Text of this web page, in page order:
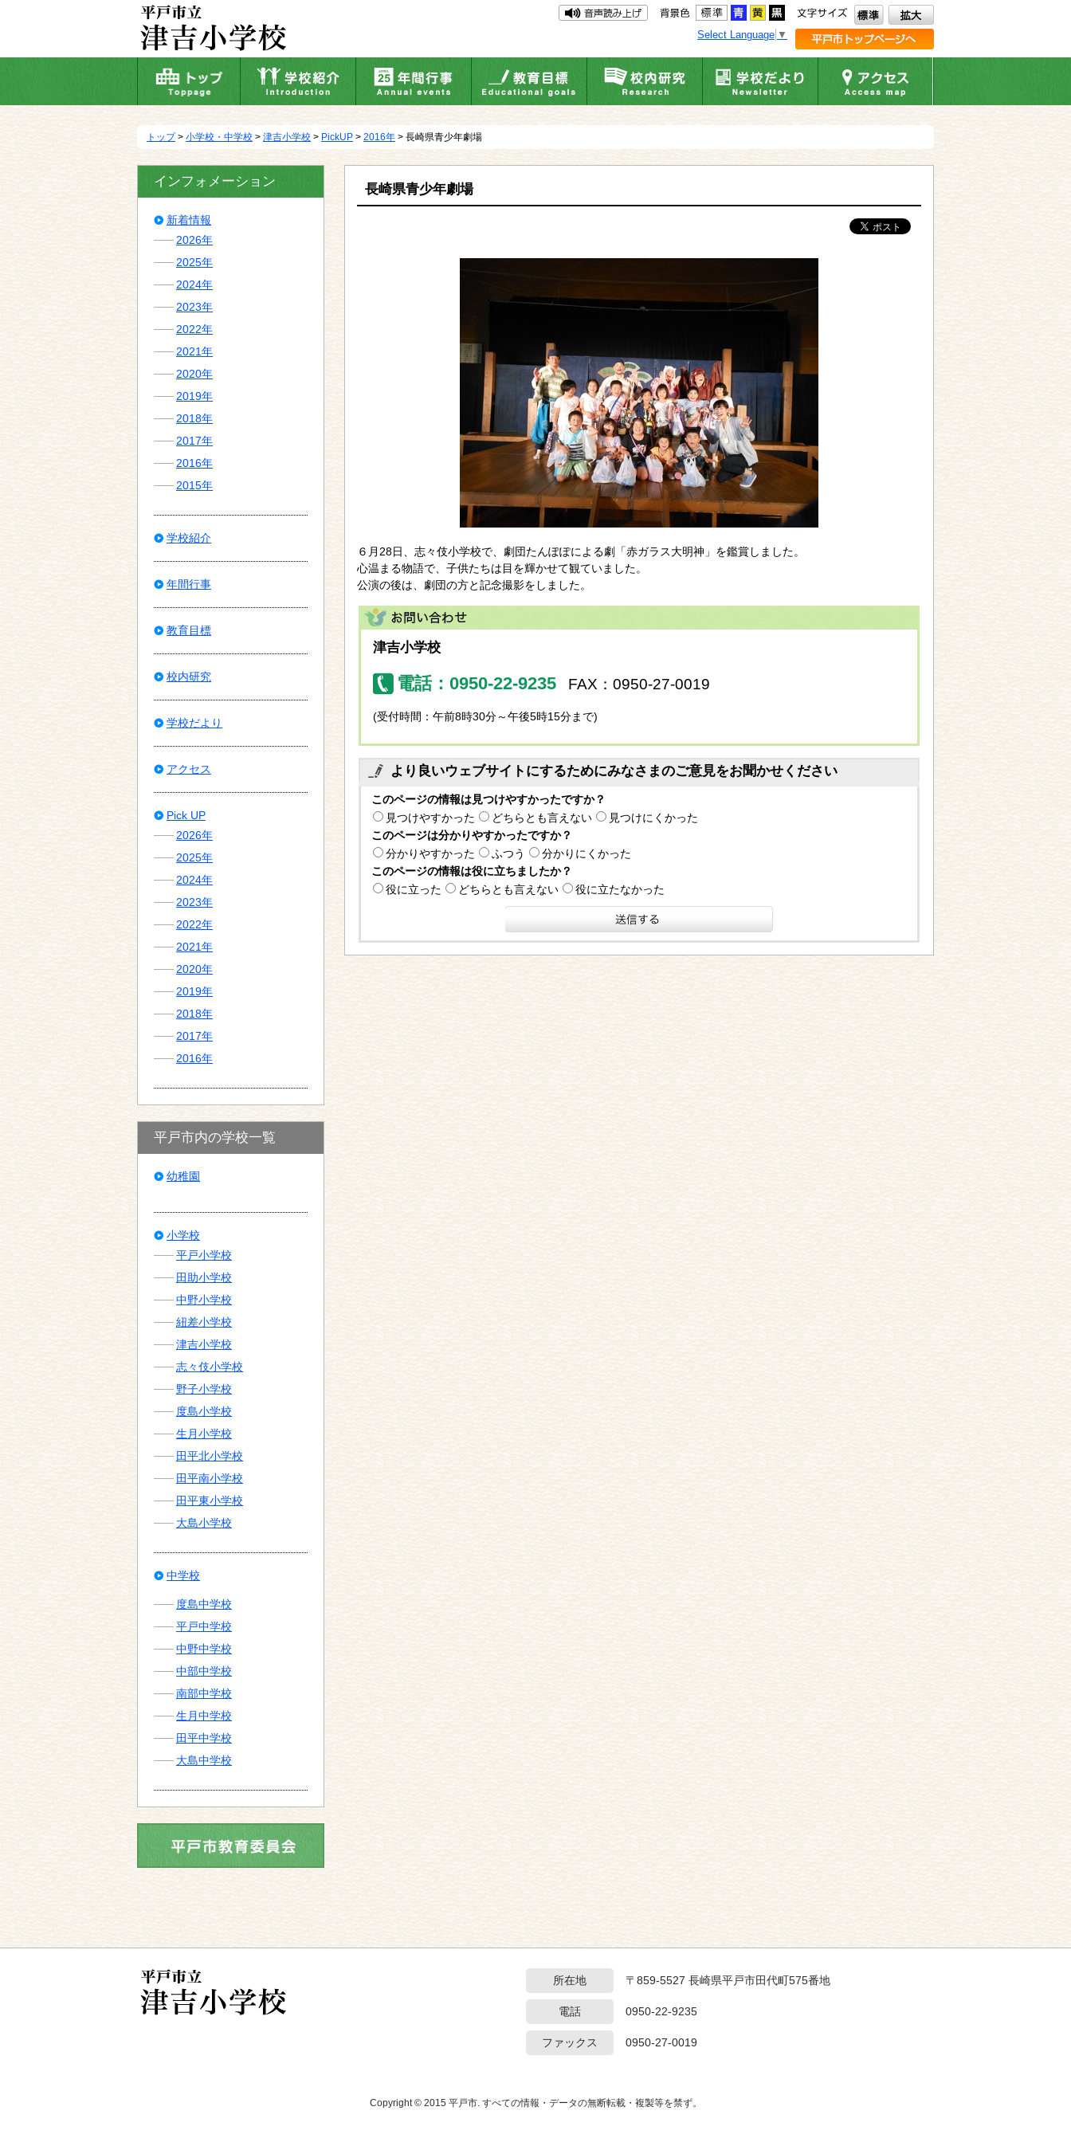
動
Select Language ▼
トップ> 小学校・中学校 > 津吉小学校 > PickUP > 2016年 > 長崎県青少年劇場
長崎県青少年劇場
６月28日、志々伎小学校で、劇団たんぽぽによる劇「赤ガラス大明神」を鑑賞しました。
心温まる物語で、子供たちは目を輝かせて観ていました。
公演の後は、劇団の方と記念撮影をしました。
津吉小学校
電話：0950-22-9235 FAX：0950-27-0019
(受付時間：午前8時30分～午後5時15分まで)
より良いウェブサイトにするためにみなさまのご意見をお聞かせください
このページの情報は見つけやすかったですか？
見つけやすかった
どちらとも言えない
見つけにくかった
このページは分かりやすかったですか？
分かりやすかった
ふつう
分かりにくかった
このページの情報は役に立ちましたか？
役に立った
どちらとも言えない 役に立たなかった
インフォメーション
新着情報
2026年
2025年
2024年
2023年
2022年
2021年
2020年
2019年
2018年
2017年
2016年
2015年
学校紹介
年間行事
教育目標
校内研究
学校だより
アクセス
Pick UP
2026年
2025年
2024年
2023年
2022年
2021年
2020年
2019年
2018年
2017年
2016年
平戸市内の学校一覧
幼稚園
小学校
平戸小学校
田助小学校
中野小学校
紐差小学校
津吉小学校
志々伎小学校
野子小学校
度島小学校
生月小学校
田平北小学校
田平南小学校
田平東小学校
大島小学校
中学校
度島中学校
平戸中学校
中野中学校
中部中学校
南部中学校
生月中学校
田平中学校
大島中学校
所在地 〒859-5527 長崎県平戸市田代町575番地
電話 0950-22-9235
ファックス 0950-27-0019
Copyright © 2015 平戸市. すべての情報・データの無断転載・複製等を禁ず。